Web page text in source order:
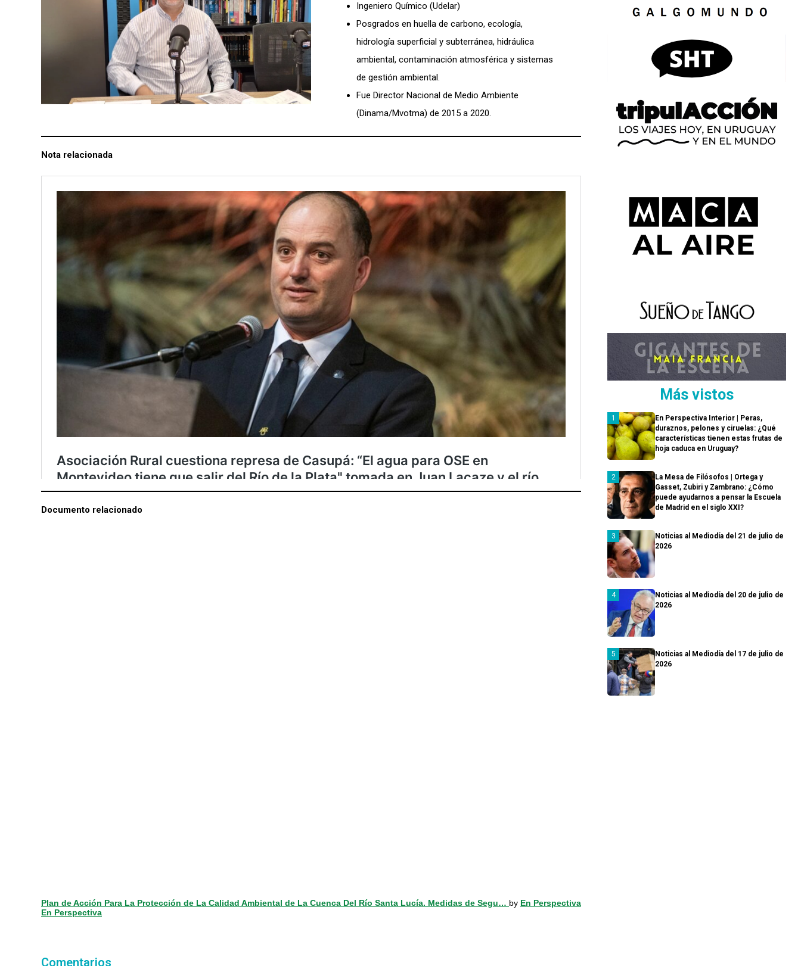
Ingeniero Químico (Udelar)
Posgrados en huella de carbono, ecología,
hidrología superficial y subterránea, hidráulica
ambiental, contaminación atmosférica y sistemas
de gestión ambiental.
Fue Director Nacional de Medio Ambiente
(Dinama/Mvotma) de 2015 a 2020.
Nota relacionada
Documento relacionado
Plan de Acción Para La Protección de La Calidad Ambiental de La Cuenca Del Río Santa Lucía. Medidas de Segu… by En Perspectiva
En Perspectiva
Comentarios
Más vistos
En Perspectiva Interior | Peras,
duraznos, pelones y ciruelas: ¿Qué
características tienen estas frutas de
hoja caduca en Uruguay?
La Mesa de Filósofos | Ortega y
Gasset, Zubiri y Zambrano: ¿Cómo
puede ayudarnos a pensar la Escuela
de Madrid en el siglo XXI?
Noticias al Mediodía del 21 de julio de
2026
Noticias al Mediodía del 20 de julio de
2026
Noticias al Mediodía del 17 de julio de
2026